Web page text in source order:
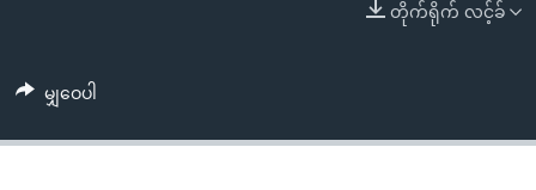
ရှာဖွေ
တိုက်ရိုက် လင့်ခ်
မျှဝေပါ